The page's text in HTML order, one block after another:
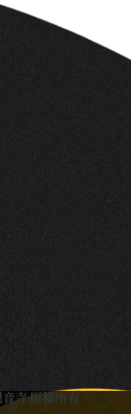
寺 版權所有。